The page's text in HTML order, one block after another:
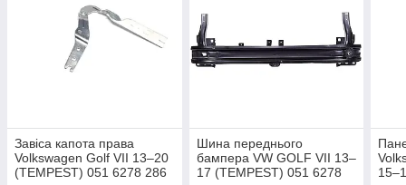
Завіса капота права
Volkswagen Golf VII 13–20
(TEMPEST) 051 6278 286
Шина переднього
бампера VW GOLF VII 13–
17 (TEMPEST) 051 6278